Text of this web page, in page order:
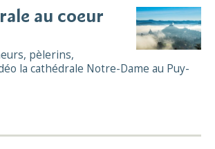
au coeur
pèlerins,
la cathédrale Notre-Dame au Puy-